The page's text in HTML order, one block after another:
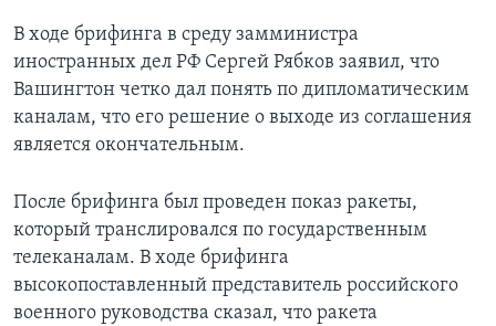
В ходе брифинга в среду замминистра
иностранных дел РФ Сергей Рябков заявил, что
Вашингтон четко дал понять по дипломатическим
каналам, что его решение о выходе из соглашения
является окончательным.
После брифинга был проведен показ ракеты,
который транслировался по государственным
телеканалам. В ходе брифинга
высокопоставленный представитель российского
военного руководства сказал, что ракета